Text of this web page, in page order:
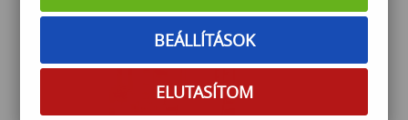
117 000Ft
BEÁLLÍTÁSOK
ELUTASÍTOM